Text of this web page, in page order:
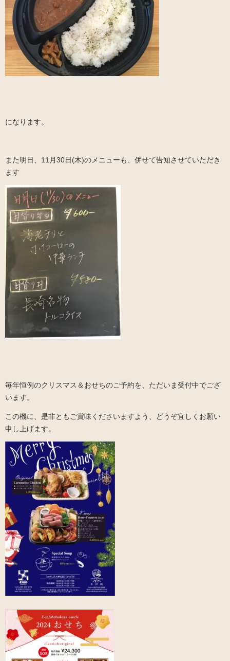
になります。
また明日、11月30日(木)のメニューも、併せて告知させていただき
ます
毎年恒例のクリスマス＆おせちのご予約を、ただいま受付中でござ
います。
この機に、是非ともご賞味くださいますよう、どうぞ宜しくお願い
申し上げます。